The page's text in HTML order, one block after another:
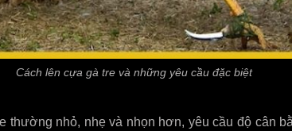
Cách lên cựa gà tre và những yêu cầu đặc biệt
thường nhỏ, nhẹ và nhọn hơn, yêu cầu độ cân